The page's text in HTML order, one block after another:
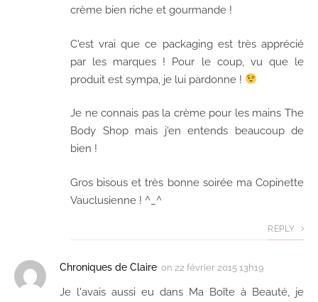
crème bien riche et gourmande !
C'est vrai que ce packaging est très apprécié
par les marques ! Pour le coup, vu que le
produit est sympa, je lui pardonne !
Je ne connais pas la crème pour les mains The
Body Shop mais j'en entends beaucoup de
bien !
Gros bisous et très bonne soirée ma Copinette
Vauclusienne ! ^_^
REPLY
Chroniques de Claire on 22 février 2015 13h19
Je l'avais aussi eu dans Ma Boîte à Beauté, je